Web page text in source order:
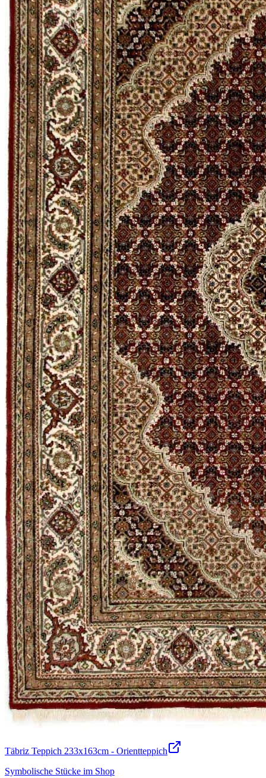
Täbriz Teppich 233x163cm - Orientteppich
Symbolische Stücke im Shop